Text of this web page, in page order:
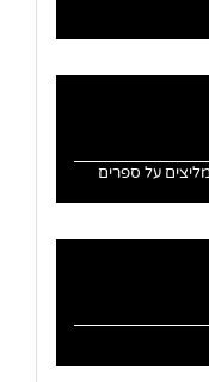
על ספרים